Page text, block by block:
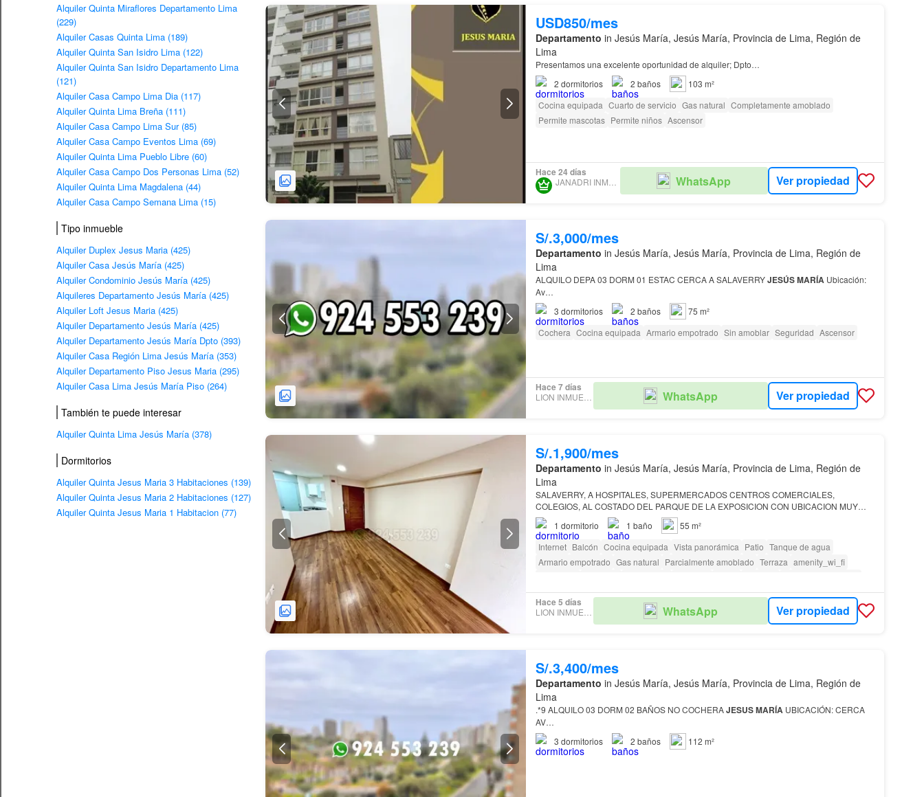
Alquiler Quinta Miraflores Departamento Lima
(229)
Alquiler Casas Quinta Lima (189)
Alquiler Quinta San Isidro Lima (122)
Alquiler Quinta San Isidro Departamento Lima
(121)
Alquiler Casa Campo Lima Dia (117)
Alquiler Quinta Lima Breña (111)
Alquiler Casa Campo Lima Sur (85)
Alquiler Casa Campo Eventos Lima (69)
Alquiler Quinta Lima Pueblo Libre (60)
Alquiler Casa Campo Dos Personas Lima (52)
Alquiler Quinta Lima Magdalena (44)
Alquiler Casa Campo Semana Lima (15)
Tipo inmueble
Alquiler Duplex Jesus Maria (425)
Alquiler Casa Jesús María (425)
Alquiler Condominio Jesús María (425)
Alquileres Departamento Jesús María (425)
Alquiler Loft Jesus Maria (425)
Alquiler Departamento Jesús María (425)
Alquiler Departamento Jesús María Dpto (393)
Alquiler Casa Región Lima Jesús María (353)
Alquiler Departamento Piso Jesus Maria (295)
Alquiler Casa Lima Jesús María Piso (264)
También te puede interesar
Alquiler Quinta Lima Jesús María (378)
Dormitorios
Alquiler Quinta Jesus Maria 3 Habitaciones (139)
Alquiler Quinta Jesus Maria 2 Habitaciones (127)
Alquiler Quinta Jesus Maria 1 Habitacion (77)
USD850/mes
Departamento in Jesús María, Jesús María, Provincia de Lima, Región de
Lima
Presentamos una excelente oportunidad de alquiler; Dpto…
2 dormitorios 2 baños
103 m²
Cocina equipada Cuarto de servicio Gas natural Completamente amoblado
Permite mascotas Permite niños Ascensor
Hace 24 días
JANADRI INMOBILIARIA WhatsApp Ver propiedad
S/.3,000/mes
Departamento in Jesús María, Jesús María, Provincia de Lima, Región de
Lima
ALQUILO DEPA 03 DORM 01 ESTAC CERCA A SALAVERRYJESÚSMARÍA
Av…
3 dormitorios 2 baños
75 m²
Cochera Cocina equipada Armario empotrado Sin amoblar Seguridad Ascensor
Hace 7 días
LION INMUEBLES WhatsApp Ver propiedad
S/.1,900/mes
Departamento in Jesús María, Jesús María, Provincia de Lima, Región de
Lima
SALAVERRY, A HOSPITALES, SUPERMERCADOS CENTROS COMERCIALES,
COLEGIOS, AL COSTADO DEL PARQUE DE LA EXPOSICION CON UBICACION MUY
CENTRICA EN DISTRITO DE
JESUSMARIA
1 dormitorio 1 baño
55 m²
Internet Balcón Cocina equipada Vista panorámica Patio Tanque de agua
Armario empotrado Gas natural Parcialmente amoblado Terraza amenity_wi_fi
Acceso para personas con discapacidad
Hace 5 días
LION INMUEBLES WhatsApp Ver propiedad
S/.3,400/mes
Departamento in Jesús María, Jesús María, Provincia de Lima, Región de
Lima
.*9 ALQUILO 03 DORM 02 BAÑOS NO COCHERAJESUSMARÍA UBICACIÓN: CERCA
AV…
3 dormitorios 2 baños 112 m²